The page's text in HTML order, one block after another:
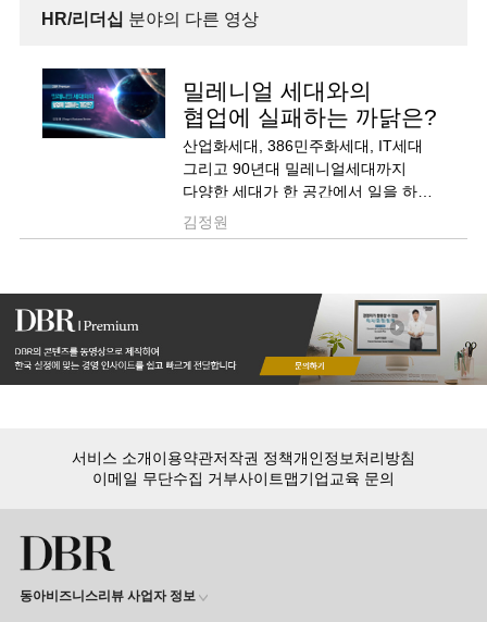
HR/리더십 분야의 다른 영상
밀레니얼 세대와의
협업에 실패하는 까닭은?
산업화세대, 386민주화세대, IT세대
그리고 90년대 밀레니얼세대까지
다양한 세대가 한 공간에서 일을 하고
있습니다. 이들의 경험과 가치관이
서로 다른 반면, 서로에 대한 이해도와
우리에게 필요한 노력은 무엇일까요?
이에 대해 자세히 알아보겠습니다.
김정원
서비스 소개이용약관저작권 정책개인정보처리방침
이메일 무단수집 거부사이트맵기업교육 문의
동아비즈니스리뷰 사업자 정보